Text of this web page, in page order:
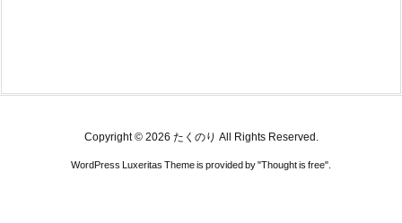
Copyright © 2026 たくのり All Rights Reserved.
WordPress Luxeritas Theme is provided by "Thought is free".